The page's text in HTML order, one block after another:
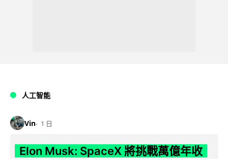
人工智能
Vin 1 日
Elon Musk: SpaceX 將挑戰萬億年收